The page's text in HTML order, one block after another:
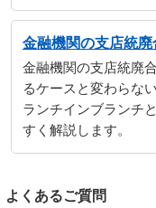
金融機関の支店統廃
金融機関の支店統廃
るケースと変わらな
ランチインブランチ
すく解説します。
よくあるご質問